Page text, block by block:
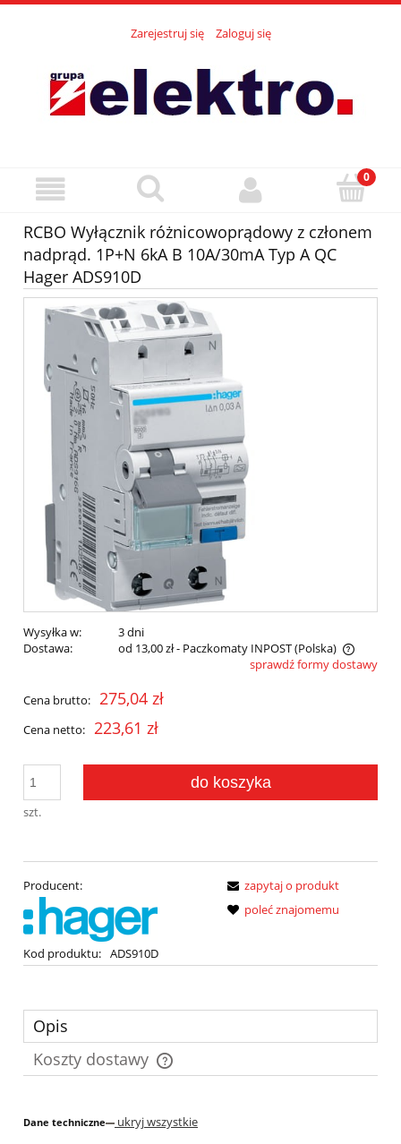
Zarejestruj się Zaloguj się
RCBO Wyłącznik różnicowoprądowy z członem
nadprąd. 1P+N 6kA B 10A/30mA Typ A QC
Hager ADS910D
Wysyłka w:
3 dni
Dostawa:
od 13,00 zł- Paczkomaty INPOST(Polska)
Cena nie zawiera ewentualnych kosztów płatnościsprawdź formy dostawy
Cena brutto: 275,04 zł
Cena netto: 223,61 zł
szt.
do koszyka
Producent:
Kod produktu: ADS910D
zapytaj o produkt
poleć znajomemu
Opis
Koszty dostawy
Cena nie zawiera ewentualnych kosztów płatności
Dane techniczne
ukryj wszystkie